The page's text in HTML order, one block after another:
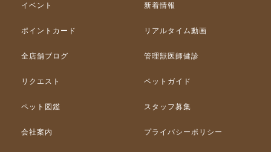
イベント 新着情報
ポイントカード リアルタイム動画
全店舗ブログ 管理獣医師健診
リクエスト ペットガイド
ペット図鑑 スタッフ募集
会社案内 プライバシーポリシー